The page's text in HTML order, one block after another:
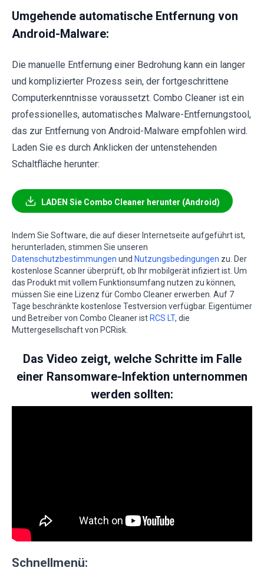
Umgehende automatische Entfernung von
Android-Malware:
Die manuelle Entfernung einer Bedrohung kann ein langer
und komplizierter Prozess sein, der fortgeschrittene
Computerkenntnisse voraussetzt. Combo Cleaner ist ein
professionelles, automatisches Malware-Entfernungstool,
das zur Entfernung von Android-Malware empfohlen wird.
Laden Sie es durch Anklicken der untenstehenden
Schaltfläche herunter:
LADEN Sie Combo Cleaner herunter (Android)
Indem Sie Software, die auf dieser Internetseite aufgeführt ist,
herunterladen, stimmen Sie unseren
Datenschutzbestimmungen und Nutzungsbedingungen zu. Der
kostenlose Scanner überprüft, ob Ihr mobilgerät infiziert ist. Um
das Produkt mit vollem Funktionsumfang nutzen zu können,
müssen Sie eine Lizenz für Combo Cleaner erwerben. Auf 7
Tage beschränkte kostenlose Testversion verfügbar. Eigentümer
und Betreiber von Combo Cleaner ist RCS LT, die
Muttergesellschaft von PCRisk.
Das Video zeigt, welche Schritte im Falle
einer Ransomware-Infektion unternommen
werden sollten:
Schnellmenü: